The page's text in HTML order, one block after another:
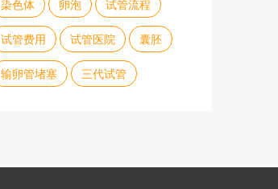
染色体 卵泡 试管流程
试管费用 试管医院 囊胚
输卵管堵塞 三代试管